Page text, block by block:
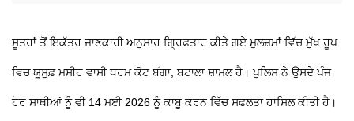
ਸੂਤਰਾਂ ਤੋਂ ਇਕੱਤਰ ਜਾਣਕਾਰੀ ਅਨੁਸਾਰ ਗ੍ਰਿਫ਼ਤਾਰ ਕੀਤੇ ਗਏ ਮੁਲਜ਼ਮਾਂ ਵਿੱਚ ਮੁੱਖ ਰੂਪ
ਵਿਚ ਯੂਸੁਫ਼ ਮਸੀਹ ਵਾਸੀ ਧਰਮ ਕੋਟ ਬੱਗਾ, ਬਟਾਲਾ ਸ਼ਾਮਲ ਹੈ। ਪੁਲਿਸ ਨੇ ਉਸਦੇ ਪੰਜ
ਹੋਰ ਸਾਥੀਆਂ ਨੂੰ ਵੀ 14 ਮਈ 2026 ਨੂੰ ਕਾਬੂ ਕਰਨ ਵਿੱਚ ਸਫਲਤਾ ਹਾਸਿਲ ਕੀਤੀ ਹੈ।